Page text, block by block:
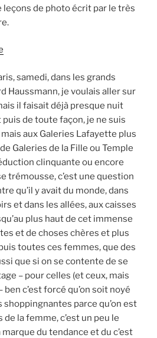
leçons de photo écrit par le très
samedi, dans les grands
Haussmann, je voulais aller sur
il faisait déjà presque nuit
de toute façon, je ne suis
aux Galeries Lafayette plus
Galeries de la Fille ou Temple
clinquante ou encore
trémousse, c’est une question
qu’il y avait du monde, dans
et dans les allées, aux caisses
plus haut de cet immense
et de choses chères et plus
toutes ces femmes, que des
que si on se contente de se
– pour celles (et ceux, mais
c’est forcé qu’on soit noyé
parce qu’on est
de la femme, c’est un peu le
du tendance et du c’est